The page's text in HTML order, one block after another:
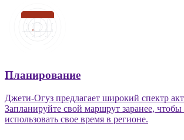
Планирование
Джети-Огуз предлагает широкий спектр
Запланируйте свой маршрут заранее,
использовать свое время в регионе.